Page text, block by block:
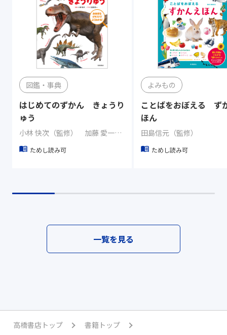
図鑑・事典
はじめてのずかん きょうり
ゅう
小林 快次（監修） 加藤 愛一（イラスト）
ためし読み可
よみもの
ことばをおぼえる ず
ほん
田島信元（監修）
ためし読み可
一覧を見る
高橋書店トップ
書籍トップ